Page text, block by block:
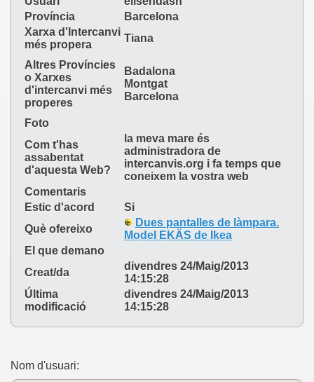
Província
Barcelona
Xarxa d'Intercanvi
més propera
Tiana
Altres Províncies
o Xarxes
d'intercanvi més
properes
Badalona
Montgat
Barcelona
Foto
Com t'has
assabentat
d'aquesta Web?
la meva mare és
administradora de
intercanvis.org i fa temps que
coneixem la vostra web
Comentaris
Estic d'acord
Si
Què ofereixo
Dues pantalles de làmpara.
Model EKÄS de Ikea
El que demano
Creat/da
divendres 24/Maig/2013
14:15:28
Última
modificació
divendres 24/Maig/2013
14:15:28
Nom d'usuari: